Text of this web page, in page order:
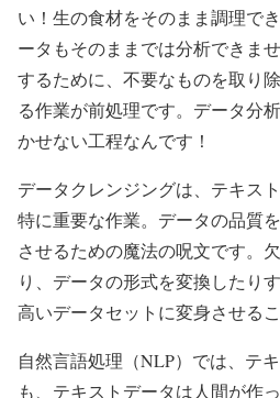
い！生の食材をそのまま調理で
ータもそのままでは分析できま
するために、不要なものを取り
る作業が前処理です。データ分
かせない工程なんです！
データクレンジングは、テキス
特に重要な作業。データの品質
させるための魔法の呪文です。
り、データの形式を変換したり
高いデータセットに変身させるこ
自然言語処理（NLP）では、テ
も、テキストデータは人間が作